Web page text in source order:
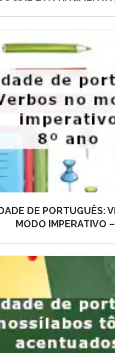
DE PORTUGUÊS:
MODO IMPERATIVO